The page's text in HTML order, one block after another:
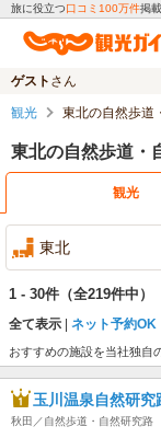
旅に役立つ口コミ100万件掲載
ゲスト さん
観光 東北の自然歩道
東北の自然歩道・
観光
東北
1 - 30件 （全219件中）
全て表示 ネット予約OK
おすすめの施設を当社独自
玉川温泉自然研究
秋田／自然歩道・自然研究路